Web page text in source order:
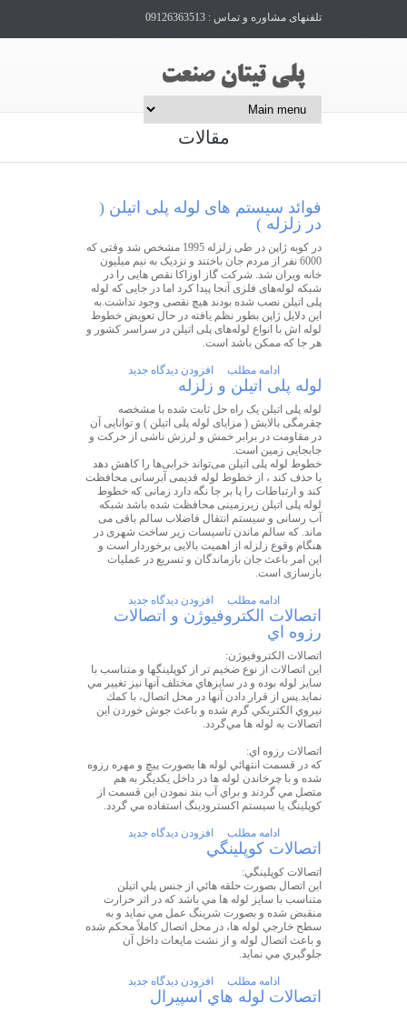
تلفنهای مشاوره و تماس : 09126363513
مقالات
فوائد سیستم های لوله پلی اتیلن (
در زلزله )
در کوبه ژاپن در طی زلزله 1995 مشخص شد وقتی که
6000 نفر از مردم جان باختند و نزدیک به نیم میلیون
خانه ویران شد. شرکت گاز اوزاکا نقص هایی را در
شبکه لوله‌های فلزی آنجا پیدا کرد اما در جایی که لوله
پلی اتیلن نصب شده بودند هیچ نقصی وجود نداشت.به
این دلایل ژاپن بطور نظم یافته در حال تعویض خطوط
لوله اش با انواع لوله‌های پلی اتیلن در سراسر کشور و
هر جا که ممکن باشد است.
ادامه مطلب افزودن دیدگاه جدید
لوله پلی اتیلن و زلزله
لوله پلی اتیلن یک راه حل ثابت شده با مشخصه
چقرمگی بالایش ( مزایای لوله پلی اتیلن ) و توانایی آن
در مقاومت در برابر خمش و لرزش ناشی از حرکت و
جابجایی زمین است.
خطوط لوله پلی اتیلن می‌تواند خرابی‌ها را کاهش دهد
یا حذف کند ، از خطوط لوله قدیمی آبرسانی محافظت
کند و ارتباطات را پا بر جا نگه دارد زمانی که خطوط
لوله پلی اتیلن زیرزمینی محافظت شده باشد شبکه
آب رسانی و سیستم انتقال فاضلاب سالم باقی می
ماند. که سالم ماندن تاسیسات زیر ساخت شهری در
هنگام وقوع زلزله از اهمیت بالایی برخوردار است و
این امر باعث جان بازماندگان و تسریع در عملیات
بازسازی است.
ادامه مطلب افزودن دیدگاه جدید
اتصالات الكتروفيوژن و اتصالات
رزوه اي
اتصالات الكتروفيوژن:
اين اتصالات از نوع ضخيم تر از كوپلينگها و متناسب با
سايز لوله بوده و در سايزهاي مختلف آنها نيز تغيير مي
نمايد.پس از قرار دادن آنها در محل اتصال، با كمك
نيروي الكتريكي گرم شده و باعث جوش خوردن اين
اتصالات به لوله ها مي‌گردد.
اتصالات رزوه اي:
كه در قسمت انتهائي لوله ها بصورت پيچ و مهره رزوه
شده و با چرخاندن لوله ها در داخل يكديگر به هم
متصل مي گردند و براي آب بند نمودن اين قسمت از
كوپلينگ يا سيستم اكسترودينگ استفاده مي گردد.
ادامه مطلب افزودن دیدگاه جدید
اتصالات كوپلينگي
اتصالات كوپلينگي:
اين اتصال بصورت حلقه هائي از جنس پلي اتيلن
متناسب با سايز لوله ها مي باشد كه در اثر حرارت
منقبض شده و بصورت شرينگ عمل مي نمايد و به
سطح خارجي لوله ها، در محل اتصال كاملاً محكم شده
و باعث اتصال لوله و از نشت مايعات داخل آن
جلوگيري مي نمايد.
ادامه مطلب افزودن دیدگاه جدید
اتصالات لوله هاي اسپيرال